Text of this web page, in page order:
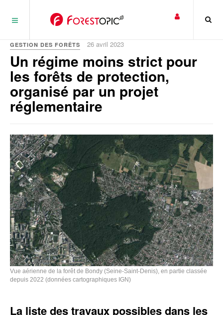
GESTION DES FORÊTS 26 avril 2023
Un régime moins strict pour
les forêts de protection,
organisé par un projet
réglementaire
Vue aérienne de la forêt de Bondy (Seine-Saint-Denis), en partie classée
depuis 2022 (données cartographiques IGN)
La liste des travaux possibles dans les